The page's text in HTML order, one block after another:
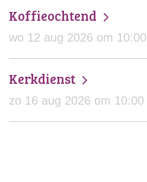
Koffieochtend
wo 12 aug 2026 om 10:00
Kerkdienst
zo 16 aug 2026 om 10:00